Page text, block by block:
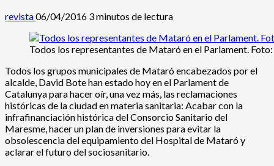
revista06/04/2016 3 minutos de lectura
Todos los representantes de Mataró en el Parlament.
Todos los grupos municipales de Mataró encabezados por el
alcalde, David Bote han estado hoy en el Parlament de
Catalunya para hacer oír, una vez más, las reclamaciones
históricas de la ciudad en materia sanitaria: Acabar con la
infrafinanciación histórica del Consorcio Sanitario del
Maresme, hacer un plan de inversiones para evitar la
obsolescencia del equipamiento del Hospital de Mataró y
aclarar el futuro del sociosanitario.